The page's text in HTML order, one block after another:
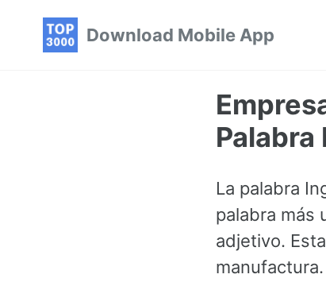
Download Mobile App
Palabra
La palabra
palabra más
adjetivo.